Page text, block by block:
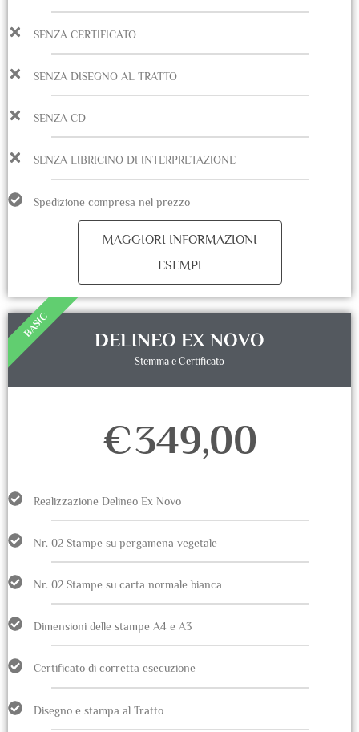
SENZA CERTIFICATO
SENZA DISEGNO AL TRATTO
SENZA CD
SENZA LIBRICINO DI INTERPRETAZIONE
Spedizione compresa nel prezzo
MAGGIORI INFORMAZIONI
ESEMPI
BASIC
DELINEO EX NOVO
Stemma e Certificato
€349,00
Realizzazione Delineo Ex Novo
Nr. 02 Stampe su pergamena vegetale
Nr. 02 Stampe su carta normale bianca
Dimensioni delle stampe A4 e A3
Certificato di corretta esecuzione
Disegno e stampa al Tratto